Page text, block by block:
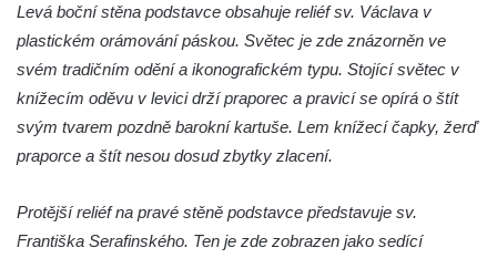
Sochy brouků u Mlýnské stoky v Českých
Socha svatého Vincence Ferrerského na
nádvoří kláštera dominikánů v Českých
Budějovicích
kláštera dominikánů v Českých
Budějovicích
Levá boční stěna podstavce obsahuje reliéf sv. Václava v
plastickém orámování páskou. Světec je zde znázorněn ve
svém tradičním odění a ikonografickém typu. Stojící světec v
knížecím oděvu v levici drží praporec a pravicí se opírá o štít
svým tvarem pozdně barokní kartuše. Lem knížecí čapky, žerď
praporce a štít nesou dosud zbytky zlacení.
Protější reliéf na pravé stěně podstavce představuje sv.
Františka Serafinského. Ten je zde zobrazen jako sedící